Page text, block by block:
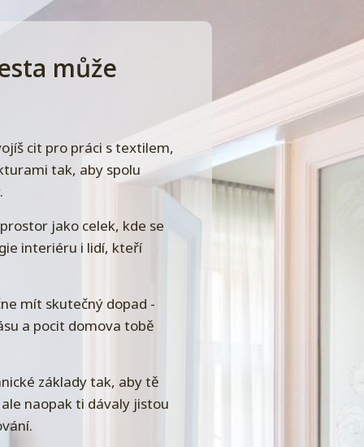
může
cit pro práci s textilem,
tak, aby spolu
jako celek, kde se
interiéru i lidí, kteří
mít skutečný dopad -
a pocit domova tobě
základy tak, aby tě
naopak ti dávaly jistou